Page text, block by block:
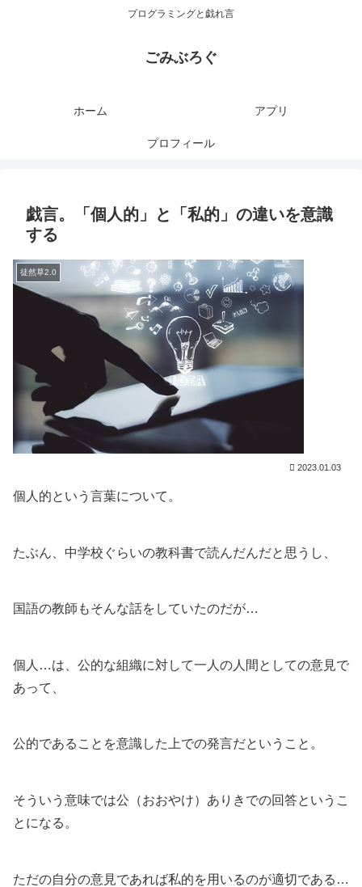
プログラミングと戯れ言
ごみぶろぐ
ホーム アプリ
プロフィール
戯言。「個人的」と「私的」の違いを意識
する
徒然草2.0
2023.01.03
個人的という言葉について。
たぶん、中学校ぐらいの教科書で読んだんだと思うし、
国語の教師もそんな話をしていたのだが…
個人…は、公的な組織に対して一人の人間としての意見で
あって、
公的であることを意識した上での発言だということ。
そういう意味では公（おおやけ）ありきでの回答というこ
とになる。
ただの自分の意見であれば私的を用いるのが適切である…